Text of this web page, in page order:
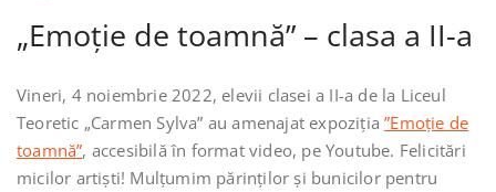
„Emoție de toamnă” – clasa a II-a
Vineri, 4 noiembrie 2022, elevii clasei a II-a de la Liceul
Teoretic „Carmen Sylva” au amenajat expoziția”Emoție de
toamnă”, accesibilă în format video, pe Youtube. Felicitări
micilor artiști! Mulțumim părinților și bunicilor pentru